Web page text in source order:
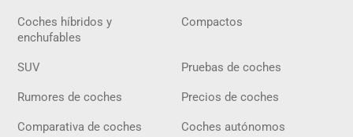
Coches híbridos y
enchufables
Compactos
SUV Pruebas de coches
Rumores de coches Precios de coches
Comparativa de coches Coches autónomos